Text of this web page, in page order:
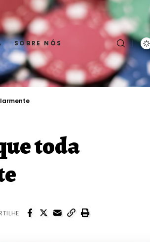
SOBRE NÓS
toda